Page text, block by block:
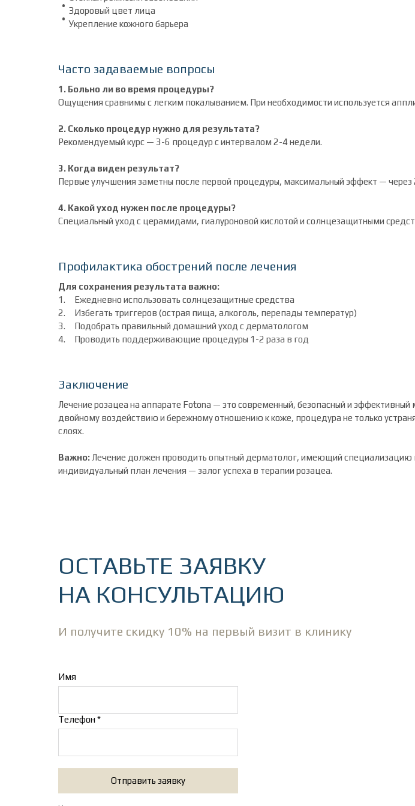
Здоровый цвет лица
Укрепление кожного барьера
Часто задаваемые вопросы
1. Больно ли во время процедуры?
Ощущения сравнимы с легким покалыванием. При необходимости используется
2. Сколько процедур нужно для результата?
Рекомендуемый курс — 3-6 процедур с интервалом 2-4 недели.
3. Когда виден результат?
Первые улучшения заметны после первой процедуры, максимальный эффект — через
4. Какой уход нужен после процедуры?
Специальный уход с церамидами, гиалуроновой кислотой и солнцезащитными
Профилактика обострений после лечения
Для сохранения результата важно:
Ежедневно использовать солнцезащитные средства
Избегать триггеров (острая пища, алкоголь, перепады температур)
Подобрать правильный домашний уход с дерматологом
Проводить поддерживающие процедуры 1-2 раза в год
Заключение
Лечение розацеа на аппарате Fotona — это современный, безопасный и
двойному воздействию и бережному отношению к коже, процедура не только
слоях.
Важно: Лечение должен проводить опытный дерматолог, имеющий специализацию
индивидуальный план лечения — залог успеха в терапии розацеа.
Имя
Телефон *
Отправить заявку
И получите скидку 10% на первый визит в клинику
ОСТАВЬТЕ ЗАЯВКУ
НА КОНСУЛЬТАЦИЮ